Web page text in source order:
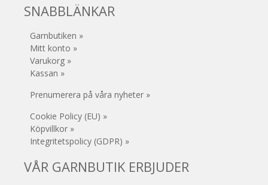
SNABBLÄNKAR
Garnbutiken »
Mitt konto »
Varukorg »
Kassan »
Prenumerera på våra nyheter »
Cookie Policy (EU) »
Köpvillkor »
Integritetspolicy (GDPR) »
VÅR GARNBUTIK ERBJUDER